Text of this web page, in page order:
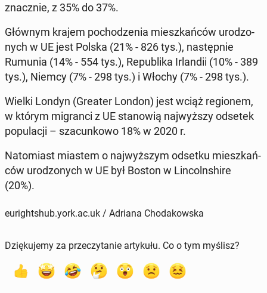
znacz­nie, z 35% do 37%.
Głównym krajem po­cho­dze­nia miesz­kań­ców uro­dzo­
nych w UE jest Polska (21% - 826 tys.), na­stęp­nie
Rumunia (14% - 554 tys.), Re­pu­bli­ka Ir­lan­dii (10% - 389
tys.), Niemcy (7% - 298 tys.) i Włochy (7% - 298 tys.).
Wielki Londyn (Greater London) jest wciąż re­gio­nem,
w którym mi­gran­ci z UE sta­no­wią naj­wyż­szy odsetek
po­pu­la­cji – sza­cun­ko­wo 18% w 2020 r.
Na­to­miast miastem o naj­wyż­szym odsetku miesz­kań­
ców uro­dzo­nych w UE był Boston w Lin­coln­shi­re
(20%).
eurightshub.york.ac.uk / Adriana Chodakowska
Dziękujemy za przeczytanie artykułu. Co o tym myślisz?